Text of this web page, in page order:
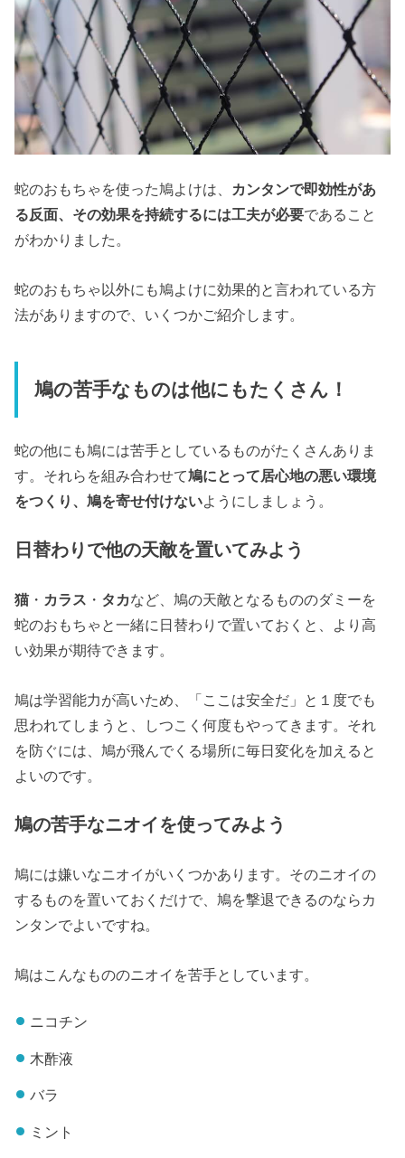
蛇のおもちゃを使った鳩よけは、 カンタンで即効性があ
る反面、その効果を持続するには工夫が必要であること
がわかりました。
蛇のおもちゃ以外にも鳩よけに効果的と言われている方
法がありますので、いくつかご紹介します。
鳩の苦手なものは他にもたくさん！
蛇の他にも鳩には苦手としているものがたくさんありま
す。それらを組み合わせて鳩にとって居心地の悪い環境
をつくり、鳩を寄せ付けないようにしましょう。
日替わりで他の天敵を置いてみよう
猫・ カラス ・ タカなど、鳩の天敵となるもののダミーを
蛇のおもちゃと一緒に日替わりで置いておくと、より高
い効果が期待できます。
鳩は学習能力が高いため、「ここは安全だ」と１度でも
思われてしまうと、しつこく何度もやってきます。それ
を防ぐには、鳩が飛んでくる場所に毎日変化を加えると
よいのです。
鳩の苦手なニオイを使ってみよう
鳩には嫌いなニオイがいくつかあります。そのニオイの
するものを置いておくだけで、鳩を撃退できるのならカ
ンタンでよいですね。
鳩はこんなもののニオイを苦手としています。
ニコチン
木酢液
バラ
ミント